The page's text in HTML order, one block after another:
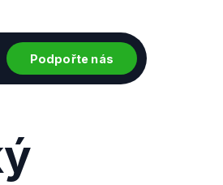
Podpořte nás